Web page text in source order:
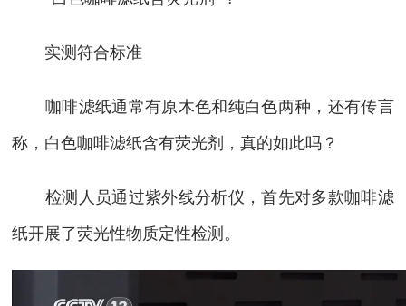
实测符合标准
咖啡滤纸通常有原木色和纯白色两种，还有传言
称，白色咖啡滤纸含有荧光剂，真的如此吗？
检测人员通过紫外线分析仪，首先对多款咖啡滤
纸开展了荧光性物质定性检测。